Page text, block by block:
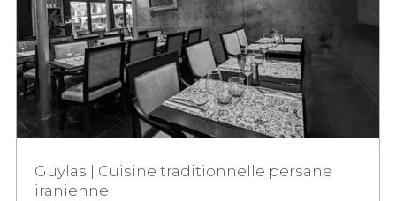
Guylas | Cuisine traditionnelle persane
iranienne